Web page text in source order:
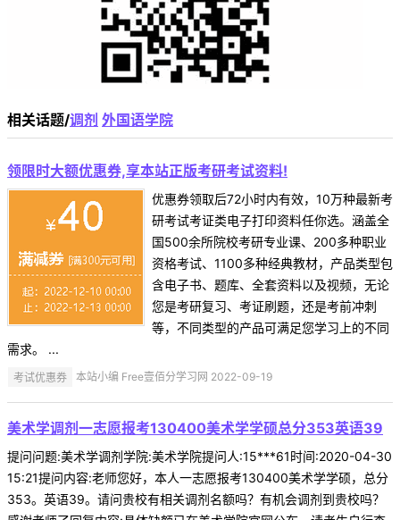
相关话题/调剂 外国语学院
领限时大额优惠券,享本站正版考研考试资料!
优惠券领取后72小时内有效，10万种最新考
研考试考证类电子打印资料任你选。涵盖全
国500余所院校考研专业课、200多种职业
资格考试、1100多种经典教材，产品类型包
含电子书、题库、全套资料以及视频，无论
您是考研复习、考证刷题，还是考前冲刺
等，不同类型的产品可满足您学习上的不同
需求。 ...
考试优惠券 本站小编 Free壹佰分学习网 2022-09-19
美术学调剂一志愿报考130400美术学学硕总分353英语39
提问问题:美术学调剂学院:美术学院提问人:15***61时间:2020-04-30
15:21提问内容:老师您好，本人一志愿报考130400美术学学硕，总分
353。英语39。请问贵校有相关调剂名额吗？有机会调剂到贵校吗？